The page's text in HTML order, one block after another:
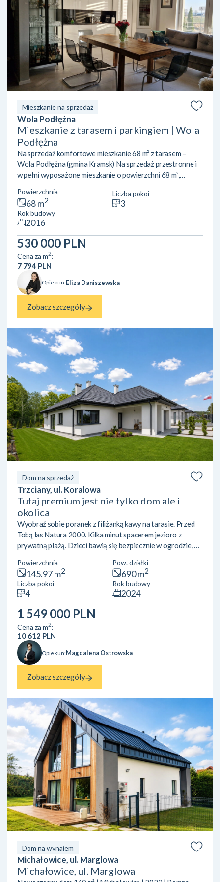
Mieszkanie na sprzedaż
Wola Podłężna
Mieszkanie z tarasem i parkingiem | Wola
Podłężna
Na sprzedaż komfortowe mieszkanie 68 m² z tarasem –
Wola Podłężna (gmina Kramsk) Na sprzedaż przestronne i
w pełni wyposażone mieszkanie o powierzchni 68 m²,
roku. Nieruchomość znajduje się w spokojnej i zielonej
okolicy – Wola Podłężna (gmina Kramsk), na kameralnym
osiedlu domów jednorodzinnych. To idealna propozycja dla
osób szukających komfortu, prywatności oraz szybkiego
dojazdu do centrum Konina. Najważniejsze informacje
powierz...
Powierzchnia
68 m2
Liczba pokoi
3
Rok budowy
2016
530 000 PLN
Cena za m2:
7 794 PLN
Opiekun:Eliza Daniszewska
Zobacz szczegóły
Dom na sprzedaż
Trzciany, ul. Koralowa
Tutaj premium jest nie tylko dom ale i
okolica
Wyobraź sobie poranek z filiżanką kawy na tarasie. Przed
Tobą las Natura 2000. Kilka minut spacerem jezioro z
prywatną plażą. Dzieci bawią się bezpiecznie w ogrodzie, a
ptaków. To dom, do którego wprowadzasz się z walizką.
Najważniejsze informacje• Trzciany | gm. Jabłonna• około
30 km od centrum Warszawy• dom parterowy•
powierzchnia 145,97 m²• działka 690 m²• oddany do
użytkowania w 2024 roku Sercem domu jest przestronny
salon z kominkiem...
Powierzchnia
145.97 m2
Pow. działki
690 m2
Liczba pokoi
4
Rok budowy
2024
1 549 000 PLN
Cena za m2:
10 612 PLN
Opiekun:Magdalena Ostrowska
Zobacz szczegóły
Dom na wynajem
Michałowice, ul. Marglowa
Michałowice, ul. Marglowa